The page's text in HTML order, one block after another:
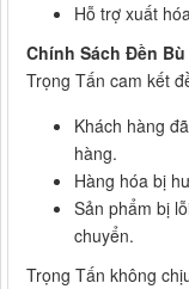
Hỗ trợ xuất
Chính Sách Đền Bù
Trọng Tấn cam kết
Khách hàng
hàng.
Hàng hóa bị
Sản phẩm bị
chuyển.
Trọng Tấn không